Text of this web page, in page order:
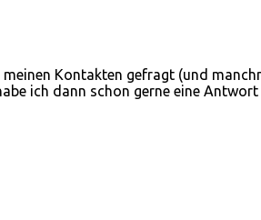
Kontakten gefragt (und
ich dann schon gerne eine Antwort